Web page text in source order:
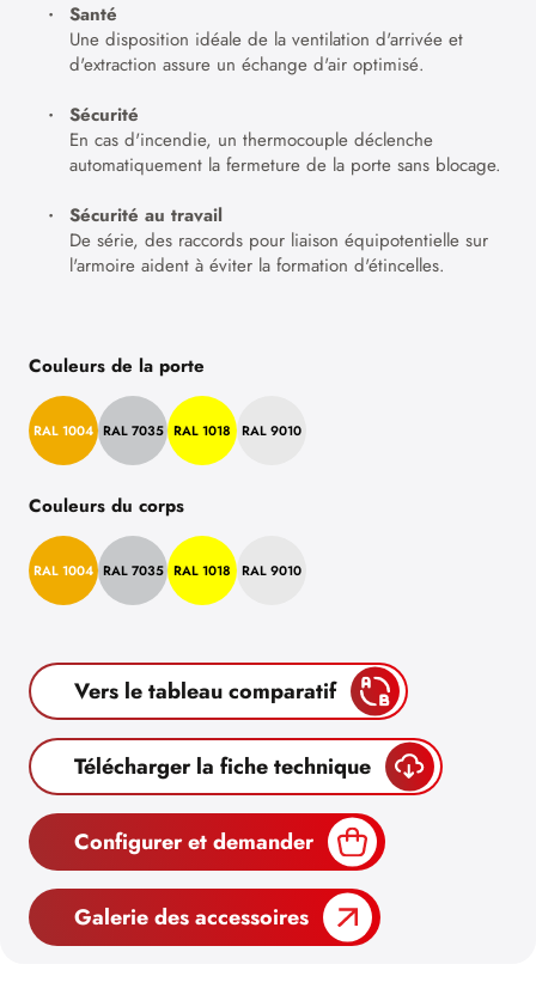
Santé
Une disposition idéale de la ventilation d'arrivée et
d'extraction assure un échange d'air optimisé.
Sécurité
En cas d'incendie, un thermocouple déclenche
automatiquement la fermeture de la porte sans blocage.
Sécurité au travail
De série, des raccords pour liaison équipotentielle sur
l'armoire aident à éviter la formation d'étincelles.
Couleurs de la porte
RAL 1004 RAL 7035 RAL 1018 RAL 9010
Couleurs du corps
RAL 1004 RAL 7035 RAL 1018 RAL 9010
Vers le tableau comparatif
Télécharger la fiche technique
Configurer et demander
Galerie des accessoires